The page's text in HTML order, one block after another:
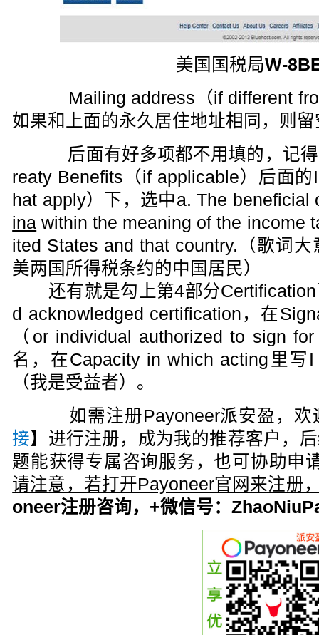
美国国税局W-
Mailing address（if different
如果和上面的永久居住地址相同，则留
后面有好多项都不用填的，记得
reaty Benefits（if applicable）后面
hat apply）下，选中a. The
ina within the meaning of the income
ited States and that country.（歌词
美两国所得税条约的中国居民）
还有就是勾上第4部分Certification
d acknowledged certification，在
（or individual authorized to sign
名，在Capacity in which acting里写
（我是受益者）。
如需注册Payoneer派安盈，欢
接】进行注册，成为我的推荐客户，
题能获得专属咨询服务，也可协助申
请注意，若打开Payoneer官网来注册
oneer注册咨询，+微信号：